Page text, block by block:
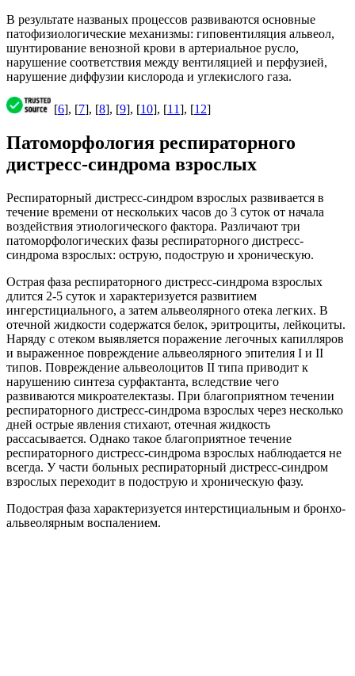
В результате названых процессов развиваются основные
патофизиологические механизмы: гиповентиляция альвеол,
шунтирование венозной крови в артериальное русло,
нарушение соответствия между вентиляцией и перфузией,
нарушение диффузии кислорода и углекислого газа.
[6], [7], [8], [9], [10], [11], [12]
Патоморфология респираторного
дистресс-синдрома взрослых
Респираторный дистресс-синдром взрослых развивается в
течение времени от нескольких часов до 3 суток от начала
воздействия этиологического фактора. Различают три
патоморфологических фазы респираторного дистресс-
синдрома взрослых: острую, подострую и хроническую.
Острая фаза респираторного дистресс-синдрома взрослых
длится 2-5 суток и характеризуется развитием
ингерстициального, а затем альвеолярного отека легких. В
отечной жидкости содержатся белок, эритроциты, лейкоциты.
Наряду с отеком выявляется поражение легочных капилляров
и выраженное повреждение альвеолярного эпителия I и II
типов. Повреждение альвеолоцитов II типа приводит к
нарушению синтеза сурфактанта, вследствие чего
развиваются микроателектазы. При благоприятном течении
респираторного дистресс-синдрома взрослых через несколько
дней острые явления стихают, отечная жидкость
рассасывается. Однако такое благоприятное течение
респираторного дистресс-синдрома взрослых наблюдается не
всегда. У части больных респираторный дистресс-синдром
взрослых переходит в подострую и хроническую фазу.
Подострая фаза характеризуется интерстициальным и бронхо-
альвеолярным воспалением.